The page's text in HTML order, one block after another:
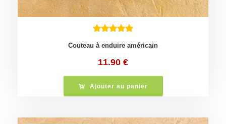
Couteau à enduire américain
11.90 €
Ajouter au panier